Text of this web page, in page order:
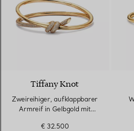
Tiffany Knot
Zweireihiger, aufklappbarer
Armreif in Gelbgold mit
€ 32.500